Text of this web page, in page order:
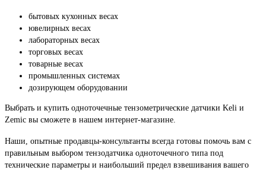
бытовых кухонных весах
ювелирных весах
лабораторных весах
торговых весах
товарные весах
промышленных системах
дозирующем оборудовании
Выбрать и купить одноточечные тензометрические датчики Keli и
Zemic вы сможете в нашем интернет-магазине.
Наши, опытные продавцы-консультанты всегда готовы помочь вам с
правильным выбором тензодатчика одноточечного типа под
технические параметры и наибольший предел взвешивания вашего